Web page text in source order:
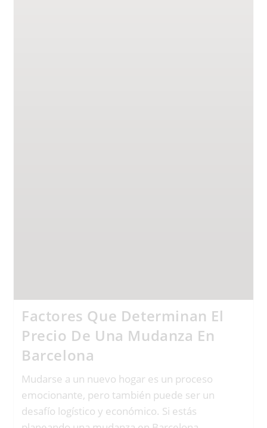
Factores Que Determinan El
Precio De Una Mudanza En
Barcelona
Mudarse a un nuevo hogar es un proceso
emocionante, pero también puede ser un
desafío logístico y económico. Si estás